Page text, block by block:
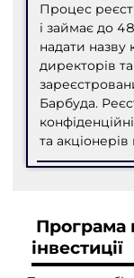
Процес
і займає до
надати назву
директорів
Барбуда.
та
Програма
інвестиції